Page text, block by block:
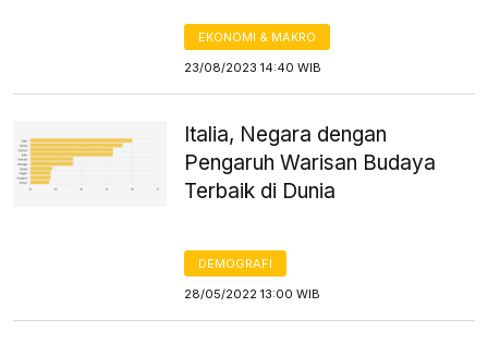
EKONOMI & MAKRO
23/08/2023 14:40 WIB
Italia, Negara dengan
Pengaruh Warisan Budaya
Terbaik di Dunia
DEMOGRAFI
28/05/2022 13:00 WIB